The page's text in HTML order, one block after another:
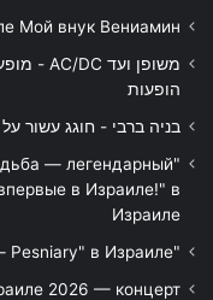
Мой внук Вениамин
הופעות
בניה ברבי - חוגג עשור על הבמות! 2026 -
— легендарный
в Израиле!" в
Израиле
"Песняры — Pesniary" в Израиле
2026 — концерт